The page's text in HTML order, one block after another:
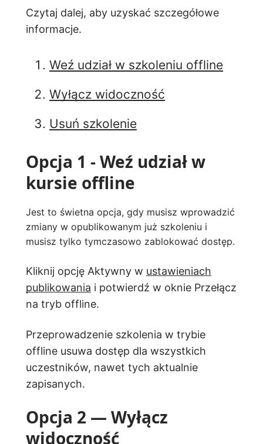
Czytaj dalej, aby uzyskać szczegółowe
informacje.
Weź udział w szkoleniu offline
Wyłącz widoczność
Usuń szkolenie
Opcja 1 - Weź udział w
kursie offline
Jest to świetna opcja, gdy musisz wprowadzić
zmiany w opublikowanym już szkoleniu i
musisz tylko tymczasowo zablokować dostęp.
Kliknij opcję Aktywny w ustawieniach
publikowania i potwierdź w oknie Przełącz
na tryb offline.
Przeprowadzenie szkolenia w trybie
offline usuwa dostęp dla wszystkich
uczestników, nawet tych aktualnie
zapisanych.
Opcja 2 — Wyłącz
widoczność